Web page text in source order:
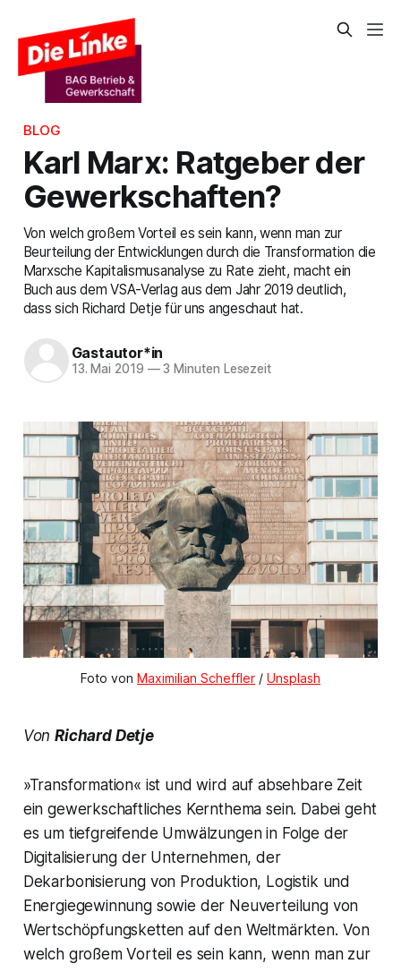
BLOG
Karl Marx: Ratgeber der
Gewerkschaften?
Von welch großem Vorteil es sein kann, wenn man zur
Beurteilung der Entwicklungen durch die Transformation die
Marxsche Kapitalismusanalyse zu Rate zieht, macht ein
Buch aus dem VSA-Verlag aus dem Jahr 2019 deutlich,
dass sich Richard Detje für uns angeschaut hat.
Gastautor*in
13. Mai 2019 —3 Minuten Lesezeit
Foto von Maximilian Scheffler / Unsplash
VonRichard Detje
»Transformation« ist und wird auf absehbare Zeit
ein gewerkschaftliches Kernthema sein. Dabei geht
es um tiefgreifende Umwälzungen in Folge der
Digitalisierung der Unternehmen, der
Dekarbonisierung von Produktion, Logistik und
Energiegewinnung sowie der Neuverteilung von
Wertschöpfungsketten auf den Weltmärkten. Von
welch großem Vorteil es sein kann, wenn man zur